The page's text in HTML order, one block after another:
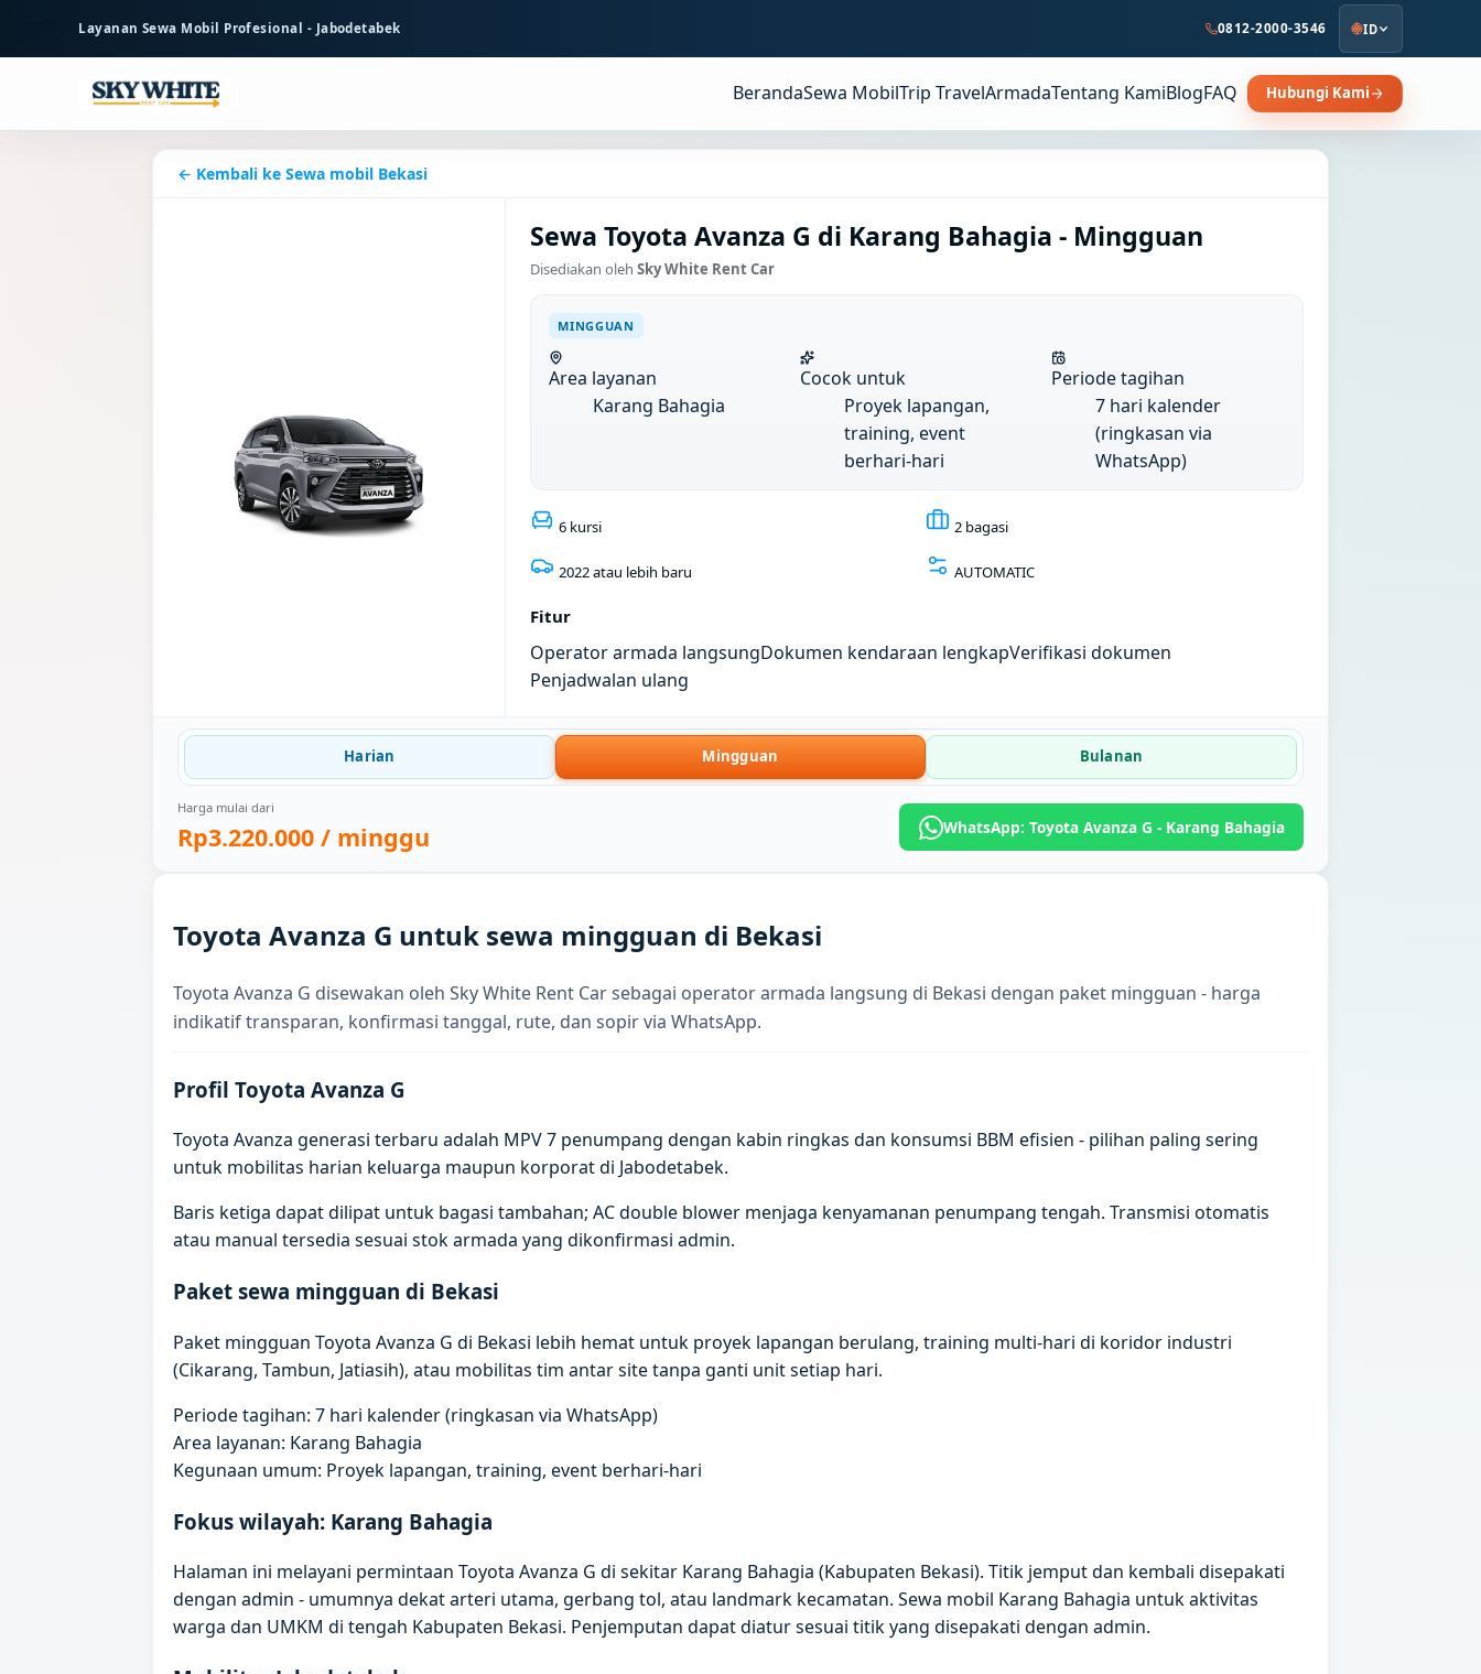
Layanan Sewa Mobil Profesional - Jabodetabek 0812-2000-3546 ID
BerandaSewa MobilTrip TravelArmadaTentang KamiBlogFAQ Hubungi Kami
← Kembali ke Sewa mobil Bekasi
Sewa Toyota Avanza G di Karang Bahagia - Mingguan
Disediakan oleh Sky White Rent Car
MINGGUAN
Area layanan
Karang Bahagia
Cocok untuk
Proyek lapangan,
training, event
berhari-hari
Periode tagihan
7 hari kalender
(ringkasan via
WhatsApp)
6 kursi 2 bagasi
2022 atau lebih baru AUTOMATIC
Fitur
Operator armada langsungDokumen kendaraan lengkapVerifikasi dokumen
Penjadwalan ulang
Harian Mingguan Bulanan
Harga mulai dari
Rp3.220.000 / minggu WhatsApp: Toyota Avanza G - Karang Bahagia
Toyota Avanza G untuk sewa mingguan di Bekasi
Toyota Avanza G disewakan oleh Sky White Rent Car sebagai operator armada langsung di Bekasi dengan paket mingguan - harga
indikatif transparan, konfirmasi tanggal, rute, dan sopir via WhatsApp.
Profil Toyota Avanza G
Toyota Avanza generasi terbaru adalah MPV 7 penumpang dengan kabin ringkas dan konsumsi BBM efisien - pilihan paling sering
untuk mobilitas harian keluarga maupun korporat di Jabodetabek.
Baris ketiga dapat dilipat untuk bagasi tambahan; AC double blower menjaga kenyamanan penumpang tengah. Transmisi otomatis
atau manual tersedia sesuai stok armada yang dikonfirmasi admin.
Paket sewa mingguan di Bekasi
Paket mingguan Toyota Avanza G di Bekasi lebih hemat untuk proyek lapangan berulang, training multi-hari di koridor industri
(Cikarang, Tambun, Jatiasih), atau mobilitas tim antar site tanpa ganti unit setiap hari.
Periode tagihan: 7 hari kalender (ringkasan via WhatsApp)
Area layanan: Karang Bahagia
Kegunaan umum: Proyek lapangan, training, event berhari-hari
Fokus wilayah: Karang Bahagia
Halaman ini melayani permintaan Toyota Avanza G di sekitar Karang Bahagia (Kabupaten Bekasi). Titik jemput dan kembali disepakati
dengan admin - umumnya dekat arteri utama, gerbang tol, atau landmark kecamatan. Sewa mobil Karang Bahagia untuk aktivitas
warga dan UMKM di tengah Kabupaten Bekasi. Penjemputan dapat diatur sesuai titik yang disepakati dengan admin.